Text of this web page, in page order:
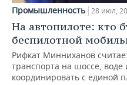
Промышленность 28 июл,
На автопилоте: кто
беспилотной
Рифкат Минниханов
транспорта на шоссе, воде
координировать с единой